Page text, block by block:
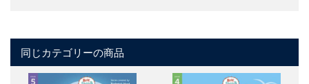
同じカテゴリーの商品